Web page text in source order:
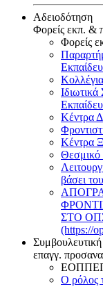
Αδειοδότηση
Φορείς εκπ. &
Φορείς
Κέντρα
Κέντρα
Θεσμικό
βάσει
ΣΤΟ
(https://
Συμβουλευτική
επαγγ.
Ο